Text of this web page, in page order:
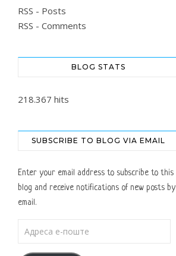
RSS - Posts
RSS - Comments
BLOG STATS
218.367 hits
SUBSCRIBE TO BLOG VIA EMAIL
Enter your email address to subscribe to this
blog and receive notifications of new posts by
email.